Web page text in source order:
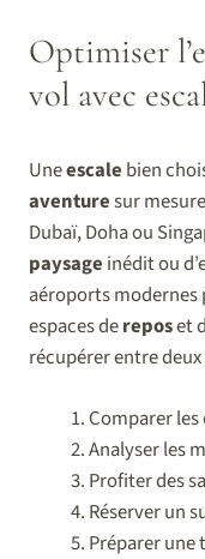
Optimiser
vol avec
Uneescale bien
aventuresur
Dubaï, Doha ou
paysage inédit ou
aéroports modernes
espaces dereposet
récupérer entre deux
Comparer les
Analyser les
Profiter des
Réserver un
Préparer une